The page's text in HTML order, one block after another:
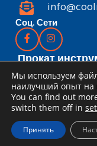
Соц. Сети
Прокат
Каталог
Скидки и акции
Как арендовать
Доставка и
Мы используем
наилучший опыт на
You can find out
switch them off in
Принять